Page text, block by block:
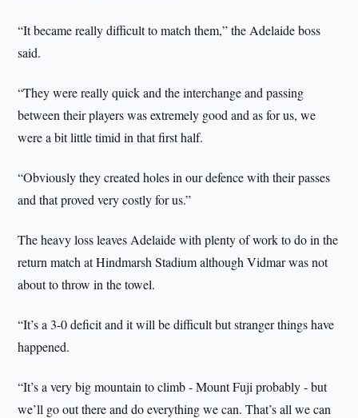
“It became really difficult to match them,” the Adelaide boss
said.
“They were really quick and the interchange and passing
between their players was extremely good and as for us, we
were a bit little timid in that first half.
“Obviously they created holes in our defence with their passes
and that proved very costly for us.”
The heavy loss leaves Adelaide with plenty of work to do in the
return match at Hindmarsh Stadium although Vidmar was not
about to throw in the towel.
“It’s a 3-0 deficit and it will be difficult but stranger things have
happened.
“It’s a very big mountain to climb - Mount Fuji probably - but
we’ll go out there and do everything we can. That’s all we can